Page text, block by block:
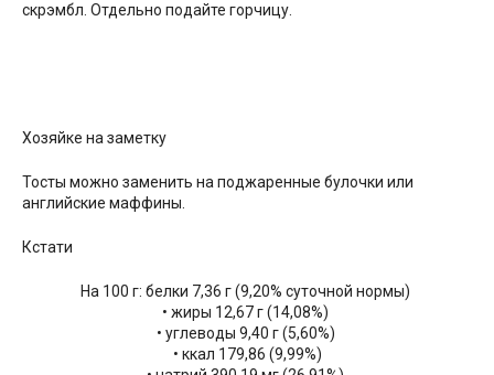
скрэмбл. Отдельно подайте горчицу.
Хозяйке на заметку
Тосты можно заменить на поджаренные булочки или
английские маффины.
Кстати
На 100 г: белки 7,36 г (9,20% суточной нормы)
• жиры 12,67 г (14,08%)
• углеводы 9,40 г (5,60%)
• ккал 179,86 (9,99%)